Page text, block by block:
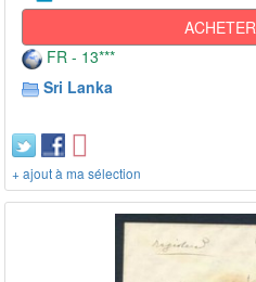
ACHETER
FR - 13***
Sri Lanka
+ ajout à ma sélection